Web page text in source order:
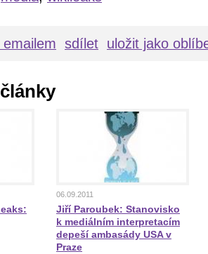
sdílet uložit jako
06.09.2011
Jiří Paroubek: Stanovisko
k mediálním interpretacím
depeší ambasády USA v
Praze